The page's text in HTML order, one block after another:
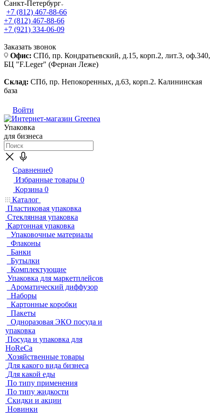
Санкт-Петербург
+7 (812) 467-88-66
+7 (812) 467-88-66
+7 (921) 334-06-09
Заказать звонок
Офис: СПб, пр. Кондратьевский, д.15, корп.2, лит.3, оф.340,
БЦ "F.Leger" (Фернан Леже)
Склад: СПб, пр. Непокоренных, д.63, корп.2. Калининская
база
Войти
Упаковка
для бизнеса
Сравнение0
Избранные товары 0
Корзина 0
Каталог
Пластиковая упаковка
Стеклянная упаковка
Картонная упаковка
Упаковочные материалы
Флаконы
Банки
Бутылки
Комплектующие
Упаковка для маркетплейсов
Ароматический диффузор
Наборы
Картонные коробки
Пакеты
Одноразовая ЭКО посуда и
упаковка
Посуда и упаковка для
HoReCa
Хозяйственные товары
Для какого вида бизнеса
Для какой еды
По типу применения
По типу жидкости
Скидки и акции
Новинки